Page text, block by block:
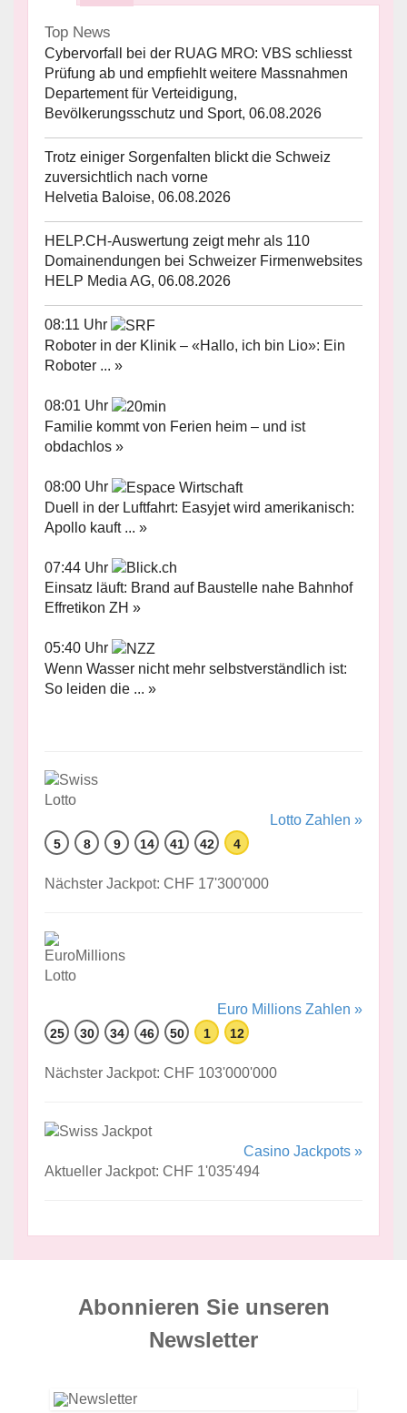
Top News
Cybervorfall bei der RUAG MRO: VBS schliesst
Prüfung ab und empfiehlt weitere Massnahmen
Departement für Verteidigung,
Bevölkerungsschutz und Sport, 06.08.2026
Trotz einiger Sorgenfalten blickt die Schweiz
zuversichtlich nach vorne
Helvetia Baloise, 06.08.2026
HELP.CH-Auswertung zeigt mehr als 110
Domainendungen bei Schweizer Firmenwebsites
HELP Media AG, 06.08.2026
08:11 Uhr
Roboter in der Klinik – «Hallo, ich bin Lio»: Ein
Roboter ... »
08:01 Uhr
Familie kommt von Ferien heim – und ist
obdachlos »
08:00 Uhr
Duell in der Luftfahrt: Easyjet wird amerikanisch:
Apollo kauft ... »
07:44 Uhr
Einsatz läuft: Brand auf Baustelle nahe Bahnhof
Effretikon ZH »
05:40 Uhr
Wenn Wasser nicht mehr selbstverständlich ist:
So leiden die ... »
Lotto Zahlen »
5 8 9 14 41 42 4
Nächster Jackpot: CHF 17'300'000
Euro Millions Zahlen »
25 30 34 46 50 1 12
Nächster Jackpot: CHF 103'000'000
Casino Jackpots »
Aktueller Jackpot: CHF 1'035'494
Abonnieren Sie unseren
News­letter